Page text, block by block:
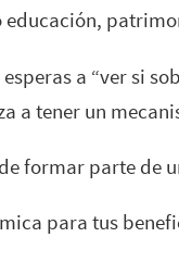
a “ver si
a tener un
formar parte de
para tus